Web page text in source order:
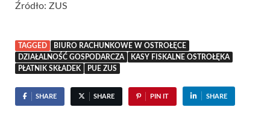
Źródło: ZUS
TAGGED
BIURO RACHUNKOWE W OSTROŁĘCE
DZIAŁALNOŚĆ GOSPODARCZA
KASY FISKALNE OSTROŁĘKA
PŁATNIK SKŁADEK
PUE ZUS
SHARE SHARE PIN IT SHARE